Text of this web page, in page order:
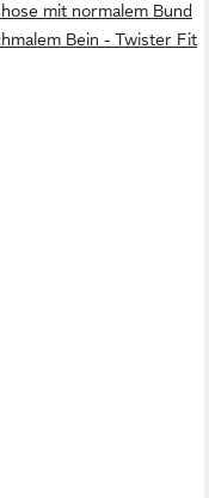
mit normalem Bund
Bein - Twister Fit